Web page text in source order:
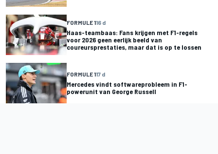
FORMULE 116 d
Haas-teambaas: Fans krijgen met F1-regels
voor 2026 geen eerlijk beeld van
coureursprestaties, maar dat is op te lossen
FORMULE 117 d
Mercedes vindt softwareprobleem in F1-
powerunit van George Russell